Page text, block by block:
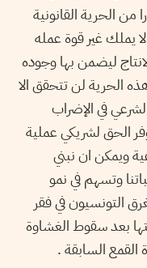
الحرية القانونية
يملك غير قوة عمله
ليضمن بها وجوده
الحرية لن تتحقق الا
في الإضراب
الحق لشريكي عملية
ويمكن ان نبني
وتسهم في نمو
التونسيون في فقر
بعد سقوط الغشاوة
القمع السابقة .